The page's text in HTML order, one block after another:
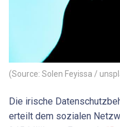
(Source: Solen Feyissa /
Die irische
erteilt dem sozialen